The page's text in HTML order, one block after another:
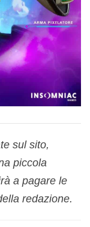
sul sito,
piccola
a pagare le
redazione.